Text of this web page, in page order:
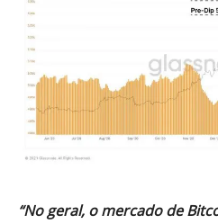
“No geral, o mercado de